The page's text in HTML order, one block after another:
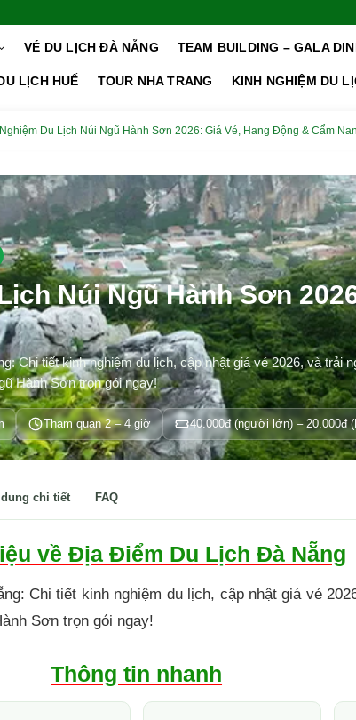
VÉ DU LỊCH ĐÀ NẴNG TEAM BUILDING – GALA
LỊCH HUẾ TOUR NHA TRANG KINH NGHIỆM DU
Du Lịch Núi Ngũ Hành Sơn 2026: Giá Vé, Hang Động & Cẩm
Núi Ngũ Hành Sơn
Chi tiết kinh nghiệm du lịch, cập nhật giá vé 2026, và trải
Hành Sơn trọn gói ngay!
Tham quan 2 – 4 giờ 40.000đ (người lớn) – 20.000đ
dung chi tiết FAQ
về Địa Điểm Du Lịch Đà Nẵng
Chi tiết kinh nghiệm du lịch, cập nhật giá vé
Sơn trọn gói ngay!
Thông tin nhanh